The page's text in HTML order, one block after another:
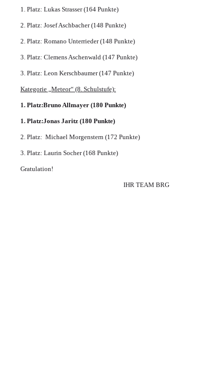
1. Platz: Lukas Strasser (164 Punkte)
2. Platz: Josef Aschbacher (148 Punkte)
2. Platz: Romano Unterrieder (148 Punkte)
3. Platz: Clemens Aschenwald (147 Punkte)
3. Platz: Leon Kerschbaumer (147 Punkte)
Kategorie „Meteor“ (8. Schulstufe):
1. Platz:Bruno Allmayer (180 Punkte)
1. Platz:Jonas Jaritz (180 Punkte)
2. Platz: Michael Morgenstern (172 Punkte)
3. Platz: Laurin Socher (168 Punkte)
Gratulation!
IHR TEAM BRG